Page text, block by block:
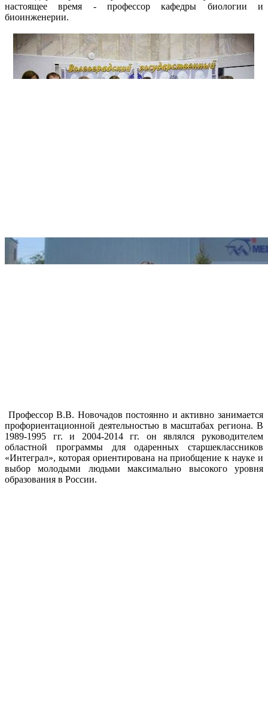
настоящее время - профессор кафедры биологии и
биоинженерии.
Профессор В.В. Новочадов постоянно и активно занимается
профориентационной деятельностью в масштабах региона. В
1989-1995 гг. и 2004-2014 гг. он являлся руководителем
областной программы для одаренных старшеклассников
«Интеграл», которая ориентирована на приобщение к науке и
выбор молодыми людьми максимально высокого уровня
образования в России.